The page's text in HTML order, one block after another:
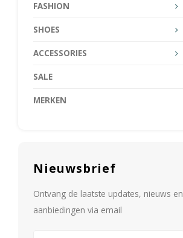
FASHION
SHOES
ACCESSORIES
SALE
MERKEN
Nieuwsbrief
Ontvang de laatste updates, nieuws en
aanbiedingen via email